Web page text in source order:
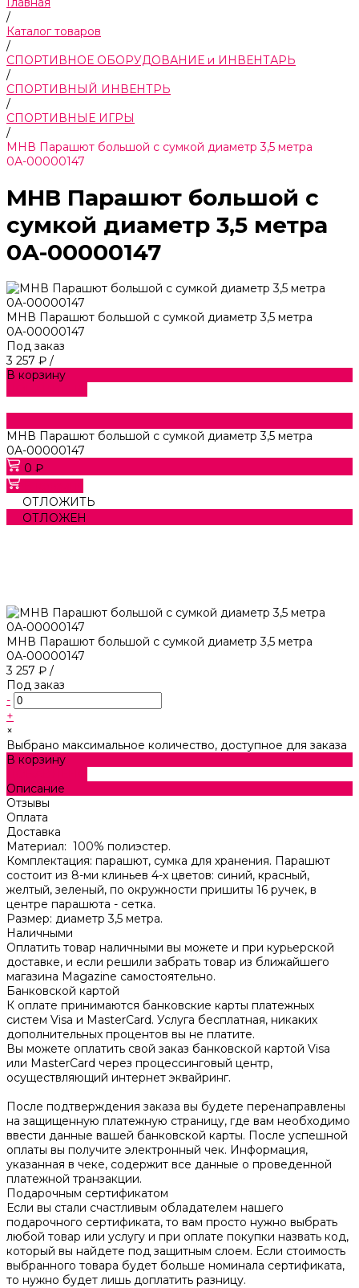
/
Каталог товаров
/
СПОРТИВНОЕ ОБОРУДОВАНИЕ и ИНВЕНТАРЬ
/
СПОРТИВНЫЙ ИНВЕНТРЬ
/
СПОРТИВНЫЕ ИГРЫ
/
МНВ Парашют большой с сумкой диаметр 3,5 метра
0А-00000147
МНВ Парашют большой с
сумкой диаметр 3,5 метра
0А-00000147
МНВ Парашют большой с сумкой диаметр 3,5 метра
0А-00000147
Под заказ
3 257 ₽ /
В корзину
МНВ Парашют большой с сумкой диаметр 3,5 метра
0А-00000147
0 ₽
ОТЛОЖИТЬ
ОТЛОЖЕН
МНВ Парашют большой с сумкой диаметр 3,5 метра
0А-00000147
3 257 ₽ /
Под заказ
-
+
×
Выбрано максимальное количество, доступное для заказа
В корзину
Описание
Отзывы
Оплата
Доставка
Материал: 100% полиэстер.
Комплектация: парашют, сумка для хранения. Парашют
состоит из 8-ми клиньев 4-х цветов: синий, красный,
желтый, зеленый, по окружности пришиты 16 ручек, в
центре парашюта - сетка.
Размер: диаметр 3,5 метра.
Наличными
Оплатить товар наличными вы можете и при курьерской
доставке, и если решили забрать товар из ближайшего
магазина Magazine самоcтоятельно.
Банковской картой
К оплате принимаются банковские карты платежных
систем Visa и MasterCard. Услуга бесплатная, никаких
дополнительных процентов вы не платите.
Вы можете оплатить свой заказ банковской картой Visa
или MasterCard через процессинговый центр,
осуществляющий интернет эквайринг.
После подтверждения заказа вы будете перенаправлены
на защищенную платежную страницу, где вам необходимо
ввести данные вашей банковской карты. После успешной
оплаты вы получите электронный чек. Информация,
указанная в чеке, содержит все данные о проведенной
платежной транзакции.
Подарочным сертификатом
Если вы стали счастливым обладателем нашего
подарочного сертификата, то вам просто нужно выбрать
любой товар или услугу и при оплате покупки назвать код,
который вы найдете под защитным слоем. Если стоимость
выбранного товара будет больше номинала сертификата,
то нужно будет лишь доплатить разницу.